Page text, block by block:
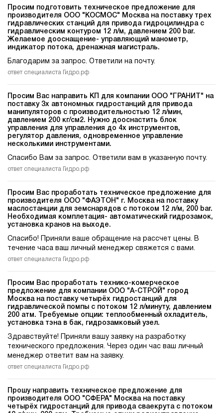
Просим подготовить техническое предложение для
производителя ООО "КОСМОС" Москва на поставку трех
гидравлических станций для привода гидроцилиндра c
гидравлическим контуром 12 л/м, давлением 200 bar.
Желаемое дооснащение- управляющий манометр,
индикатор потока, дренажная магистраль.
Благодарим за запрос. Ответили на почту.
ответ специалиста Гидро.рф
Просим Вас направить КП для компании ООО "ГРАНИТ" на
поставку 3х автономных гидростанций для привода
манипуляторов c производительностью 12 л/мин,
давлением 200 кг/см2. Нужно дооснастить блок
управления для управления до 4х инструментов,
регулятор давления, одновременное управление
несколькими инструментами.
Спасибо Вам за запрос. Ответили вам в указанную почту.
ответ специалиста Гидро.рф
Просим Вас проработать техническое предложение для
производителя ООО "ФАЭТОН" г. Москва на поставку
маслостанции для земснарядов c потоком 12 л/м, 200 bar.
Необходимая комплетация- автоматический гидрозамок,
установка кранов на выходе.
Спасибо! Приняли ваше обращение на рассчет цены. В
течение часа ваш личный менеджер свяжется с вами.
ответ специалиста Гидро.рф
Просим Вас проработать технико-комерческое
предложение для компании ООО "А-СТРОЙ" город
Москва на поставку четырёх гидростанций для
гидравлической помпы c потоком 12 л/минуту, давлением
200 атм. Требуемые опции: теплообменный охладитель,
установка тэна в бак, гидрозамковый узел.
Здравствуйте! Приняли вашу заявку на разработку
технического предложения. Через один час ваш личный
менеджер ответит вам на заявку.
ответ специалиста Гидро.рф
Прошу направить техническое предложение для
производителя ООО "СФЕРА" Москва на поставку
четырёх гидростанций для привода сваекрута c потоком